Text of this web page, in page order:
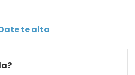
te alta